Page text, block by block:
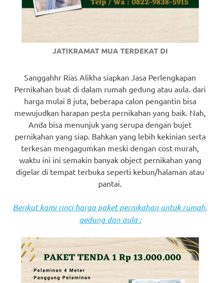
JATIKRAMAT MUA TERDEKAT DI
Sanggahhr Rias Alikha siapkan Jasa Perlengkapan
Pernikahan buat di dalam rumah gedung atau aula. dari
harga mulai 8 juta, beberapa calon pengantin bisa
mewujudkan harapan pesta pernikahan yang baik. Nah,
Anda bisa menunjuk yang serupa dengan bujet
pernikahan yang siap. Bahkan yang lebih kekinian serta
terkesan mengagumkan meski dengan cost murah,
waktu ini ini semakin banyak object pernikahan yang
digelar di tempat terbuka seperti kebun/halaman atau
pantai.
Berikut kami rinci harga paket pernikahan untuk rumah,
gedung dan aula :